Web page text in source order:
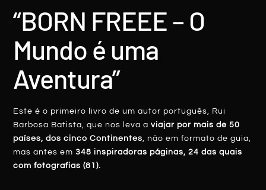
BEIRA BAIXA: Quando A História E As
Lendas Conspiram Para Nos Encantar
LER MAIS
Rui Batista 25 Julho, 2022
“BORN FREEE – O
Mundo é uma
Aventura”
Este é o primeiro livro de um autor português, Rui
Barbosa Batista, que nos leva aviajar por mais de 50
países, dos cinco Continentes, não em formato de guia,
mas antes em348 inspiradoras páginas, 24 das quais
com fotografias (81).